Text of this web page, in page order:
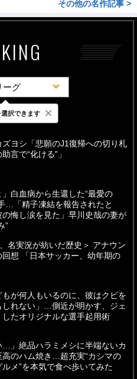
その他の名作記事 >
ーグ
間 週間
ズヨシ「悲願のJ1復帰への切り札
言で“化ける”」
」白血病から生還した“最愛の
…「精子凍結を報告されたと
の悔し涙を見た」早川史哉の妻が
”
名実況が紡いだ歴史＞ アナウン
想 「日本サッカー、幼年期の
もが何人もいるのに、彼はクビを
しれない」…側近が明かす、ジェ
したオリジナルな選手起用術
…」絶品ハラミメシに半端ないカ
高のハム焼き…超充実“カシマの
メ”を本気で食べ歩いてみた
択できます ×